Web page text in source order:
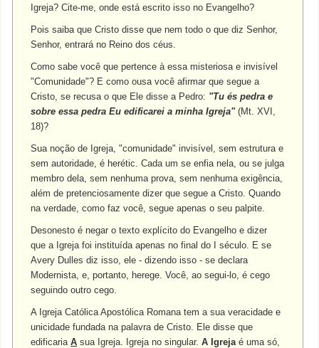
Igreja? Cite-me, onde está escrito isso no Evangelho?
Pois saiba que Cristo disse que nem todo o que diz Senhor,
Senhor, entrará no Reino dos céus.
Como sabe você que pertence à essa misteriosa e invisível
"Comunidade"? E como ousa você afirmar que segue a
Cristo, se recusa o que Ele disse a Pedro: "Tu és pedra e
sobre essa pedra Eu edificarei a minha Igreja"(Mt. XVI,
18)?
Sua noção de Igreja, "comunidade" invisível, sem estrutura e
sem autoridade, é herétic. Cada um se enfia nela, ou se julga
membro dela, sem nenhuma prova, sem nenhuma exigência,
além de pretenciosamente dizer que segue a Cristo. Quando
na verdade, como faz você, segue apenas o seu palpite.
Desonesto é negar o texto explícito do Evangelho e dizer
que a Igreja foi instituída apenas no final do I século. E se
Avery Dulles diz isso, ele - dizendo isso - se declara
Modernista, e, portanto, herege. Você, ao segui-lo, é cego
seguindo outro cego.
A Igreja Católica Apostólica Romana tem a sua veracidade e
unicidade fundada na palavra de Cristo. Ele disse que
edificariaA sua Igreja. Igreja no singular.A Igrejaé uma só,